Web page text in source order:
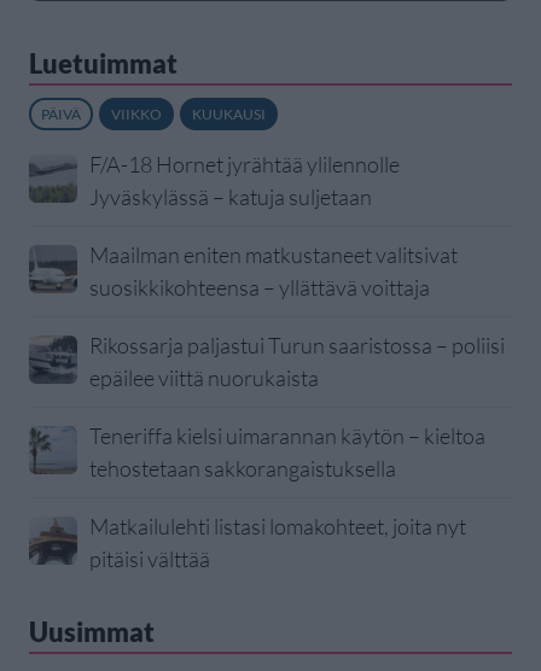
Luetuimmat
PÄIVÄ VIIKKO KUUKAUSI
F/A-18 Hornet jyrähtää ylilennolle
Jyväskylässä – katuja suljetaan
Maailman eniten matkustaneet valitsivat
suosikkikohteensa – yllättävä voittaja
Rikossarja paljastui Turun saaristossa – poliisi
epäilee viittä nuorukaista
Teneriffa kielsi uimarannan käytön – kieltoa
tehostetaan sakkorangaistuksella
Matkailulehti listasi lomakohteet, joita nyt
pitäisi välttää
Uusimmat